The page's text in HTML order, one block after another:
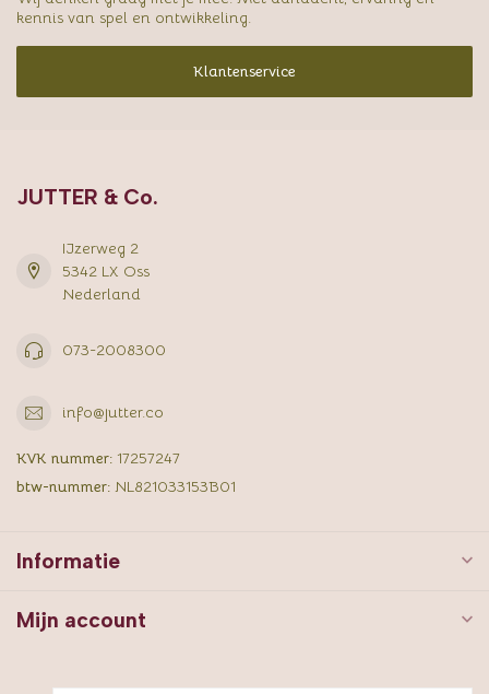
kennis van spel en ontwikkeling.
Klantenservice
JUTTER & Co.
IJzerweg 2
5342 LX Oss
Nederland
073-2008300
info@jutter.co
KVK nummer: 17257247
btw-nummer: NL821033153B01
Informatie
Mijn account